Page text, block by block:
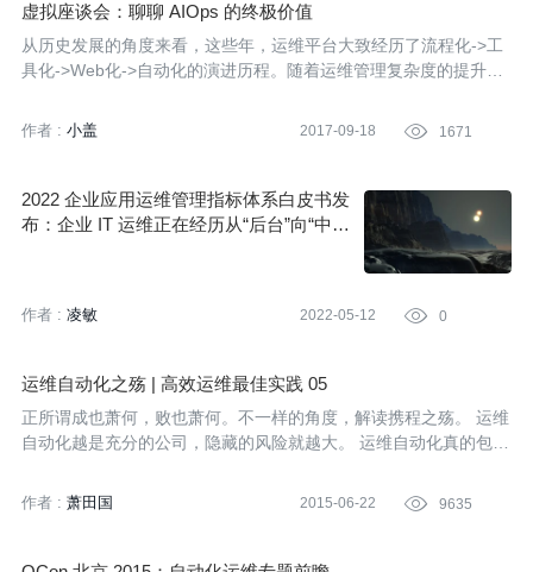
虚拟座谈会：聊聊 AIOps 的终极价值
从历史发展的角度来看，这些年，运维平台大致经历了流程化->工
具化->Web化->自动化的演进历程。随着运维管理复杂度的提升，
而从结果来看，智能化才是运维平台的最终目标。正如InfoQ的另
外一篇文章所言，在这个数字化转型的年代，任何使用传统技术来
运维团队不堪重负。随着数据的暴涨，运维团队应该快速拥抱AIOp
s。传统AI仍然会在某些领域发挥它的作用，而AIOps将为企业带来
作者 : 小盖 2017-09-18  1671
2022 企业应用运维管理指标体系白皮书发
布：企业 IT 运维正在经历从“后台”向“中
作者 : 凌敏 2022-05-12  0
运维自动化之殇 | 高效运维最佳实践 05
正所谓成也萧何，败也萧何。不一样的角度，解读携程之殇。 运维
自动化越是充分的公司，隐藏的风险就越大。 运维自动化真的包治
作者 : 萧田国 2015-06-22  9635